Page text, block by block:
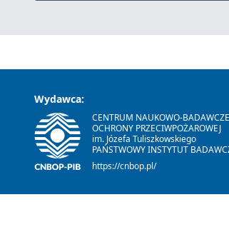
Wydawca:
CENTRUM NAUKOWO-BADAWCZE
OCHRONY PRZECIWPOŻAROWEJ
im. Józefa Tuliszkowskiego
PAŃSTWOWY INSTYTUT
https://cnbop.pl/